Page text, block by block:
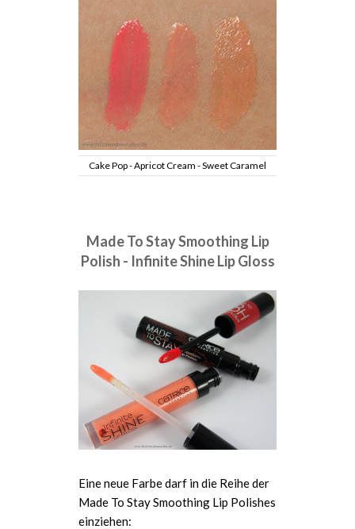
Cake Pop - Apricot Cream - Sweet Caramel
Made To Stay Smoothing Lip
Polish - Infinite Shine Lip Gloss
Eine neue Farbe darf in die Reihe der
Made To Stay Smoothing Lip Polishes
einziehen: